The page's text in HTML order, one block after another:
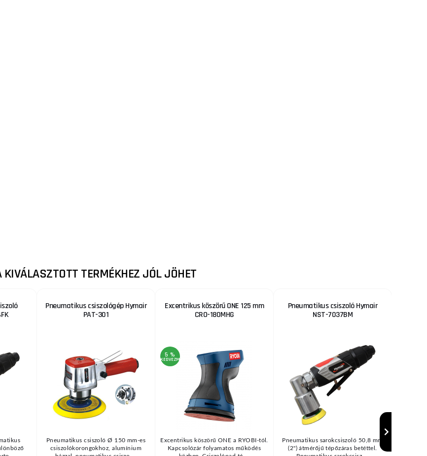
KIVÁLASZTOTT TERMÉKHEZ JÓL JÖHET
Pneumatikus csiszológép Hymair
PAT-301
Pneumatikus csiszoló Ø 150 mm-es
csiszolókorongokhoz, alumínium
Excentrikus köszörű ONE 125 mm
CRO-180MHG
5 %
KEDVEZMÉNY
Excentrikus köszörű ONE a RYOBI-tól.
Kapcsolózár folyamatos működés
Pneumatikus csiszoló Hymair
NST-7037BM
Pneumatikus sarokcsiszoló 50,8 mm
(2") átmérőjű tépőzáras betéttel.